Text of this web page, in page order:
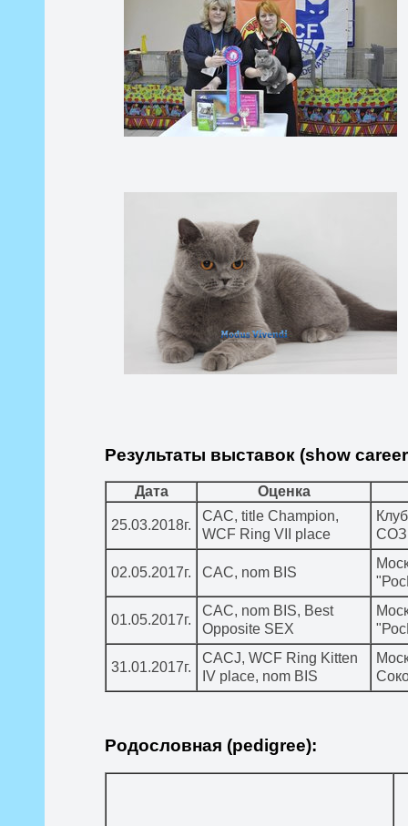
Результаты выставок (show
Дата Оценка
25.03.2018г.
CAC, title Champion,
WCF Ring VII place
02.05.2017г. CAC, nom BIS
01.05.2017г.
CAC, nom BIS, Best
Opposite SEX
31.01.2017г.
CACJ, WCF Ring Kitten
IV place, nom BIS
Родословная (pedigree):